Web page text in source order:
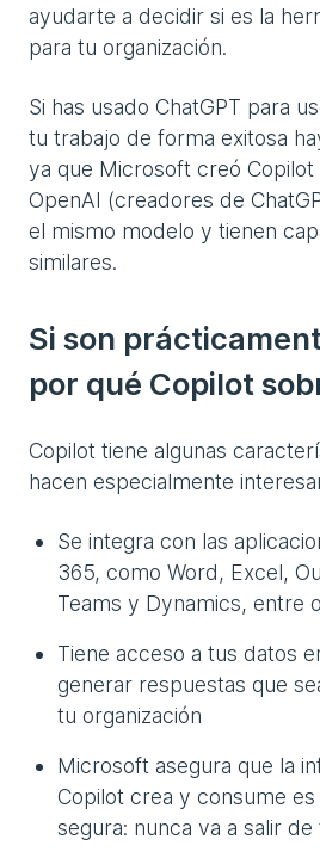
ayudarte a decidir si es la
para tu organización.
Si has usado ChatGPT para
tu trabajo de forma exitosa
ya que Microsoft creó
OpenAI (creadores de
el mismo modelo y tienen
similares.
Si son
por qué Copilot
Copilot tiene algunas
hacen especialmente
Se integra con las
365, como Word, Excel,
Teams y Dynamics, entre
Tiene acceso a tus datos
generar respuestas que
tu organización
Microsoft asegura que la
Copilot crea y consume
segura: nunca va a salir de